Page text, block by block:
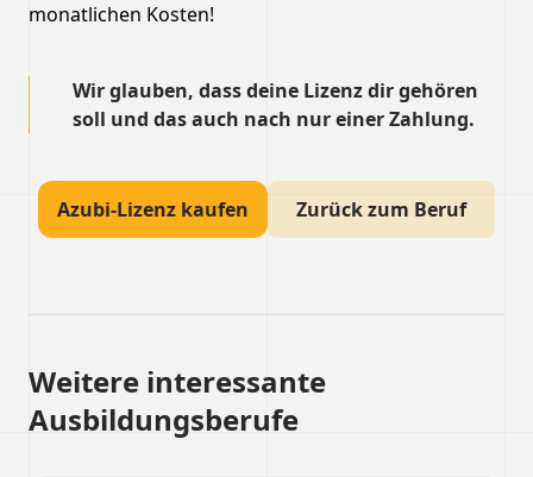
monatlichen Kosten!
Wir glauben, dass deine Lizenz dir gehören
soll und das auch nach nur einer Zahlung.
Azubi-Lizenz kaufen Zurück zum Beruf
Weitere interessante
Ausbildungsberufe